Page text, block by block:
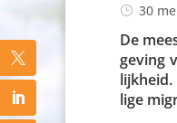
30
De
ge­ving
lige